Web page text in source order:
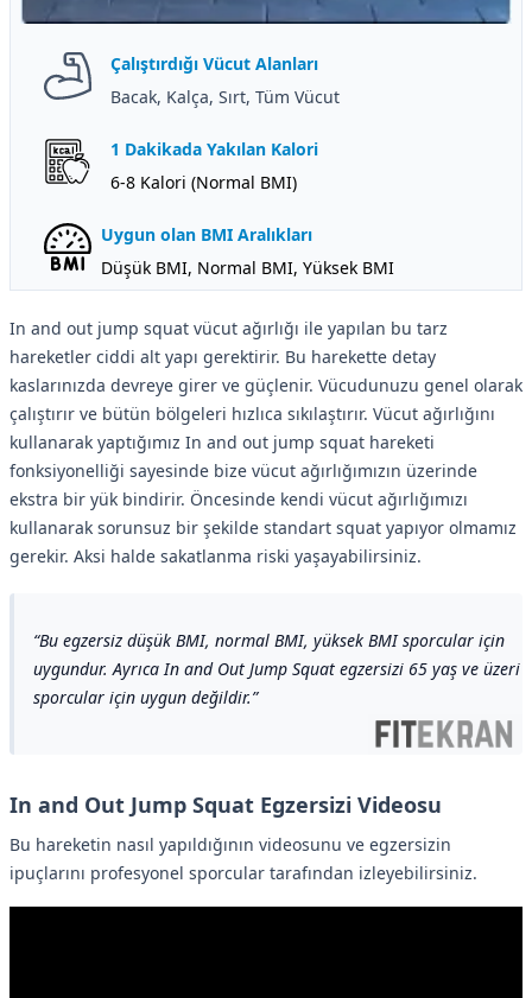
Çalıştırdığı Vücut Alanları
Bacak, Kalça, Sırt, Tüm Vücut
1 Dakikada Yakılan Kalori
6-8 Kalori (Normal BMI)
Uygun olan BMI Aralıkları
Düşük BMI, Normal BMI, Yüksek BMI
In and out jump squat vücut ağırlığı ile yapılan bu tarz
hareketler ciddi alt yapı gerektirir. Bu harekette detay
kaslarınızda devreye girer ve güçlenir. Vücudunuzu genel olarak
çalıştırır ve bütün bölgeleri hızlıca sıkılaştırır. Vücut ağırlığını
kullanarak yaptığımız In and out jump squat hareketi
fonksiyonelliği sayesinde bize vücut ağırlığımızın üzerinde
ekstra bir yük bindirir. Öncesinde kendi vücut ağırlığımızı
kullanarak sorunsuz bir şekilde standart squat yapıyor olmamız
gerekir. Aksi halde sakatlanma riski yaşayabilirsiniz.
Bu egzersiz düşük BMI, normal BMI, yüksek BMI sporcular için
uygundur. Ayrıca In and Out Jump Squat egzersizi 65 yaş ve üzeri
sporcular için uygun değildir.
In and Out Jump Squat Egzersizi Videosu
Bu hareketin nasıl yapıldığının videosunu ve egzersizin
ipuçlarını profesyonel sporcular tarafından izleyebilirsiniz.